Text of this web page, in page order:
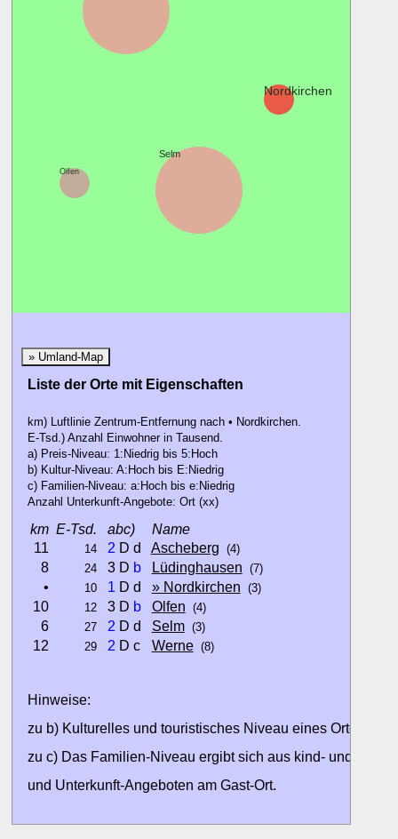
Nordkirchen
Olfen
Selm
» Umland-Map
Liste der Orte mit Eigenschaften
km) Luftlinie Zentrum-Entfernung nach • Nordkirchen.
E-Tsd.) Anzahl Einwohner in Tausend.
a) Preis-Niveau: 1:Niedrig bis 5:Hoch
b) Kultur-Niveau: A:Hoch bis E:Niedrig
c) Familien-Niveau: a:Hoch bis e:Niedrig
Anzahl Unterkunft-Angebote: Ort (xx)
km E-Tsd. abc)
Name
11
14 2 D d Ascheberg (4)
8 24 3 D b Lüdinghausen (7)
• 10 1 D d » Nordkirchen (3)
10 12 3 D b Olfen (4)
6 27 2 D d Selm (3)
12 29 2 D c Werne (8)
Hinweise:
zu b) Kulturelles und touristisches Niveau eines Ortes
zu c) Das Familien-Niveau ergibt sich aus kind- und
und Unterkunft-Angeboten am Gast-Ort.